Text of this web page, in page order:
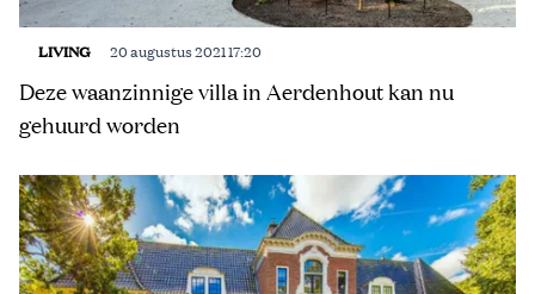
LIVING 20 augustus 2021 17:20
Deze waanzinnige villa in Aerdenhout kan nu
gehuurd worden